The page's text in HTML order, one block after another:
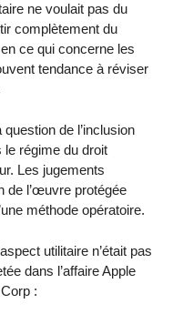
ne voulait pas du
complètement du
ce qui concerne les
tendance à réviser
de l’inclusion
régime du droit
Les jugements
de l’œuvre protégée
méthode opératoire.
utilitaire n’était pas
dans l’affaire Apple
: